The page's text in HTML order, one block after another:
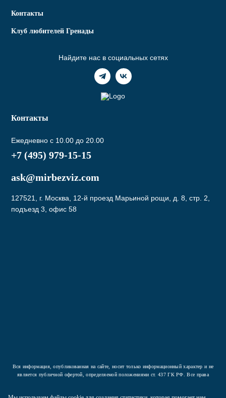
Контакты
Клуб любителей Гренады
Найдите нас в социальных сетях
Контакты
Ежедневно с 10.00 до 20.00
+7 (495) 979-15-15
ask@mirbezviz.com
127521, г. Москва, 12-й проезд Марьиной рощи, д. 8, стр. 2,
подъезд 3, офис 58
Вся информация, опубликованная на сайте, носит только информационный характер и не
является публичной офертой, определяемой положениями ст. 437 ГК РФ. Все права